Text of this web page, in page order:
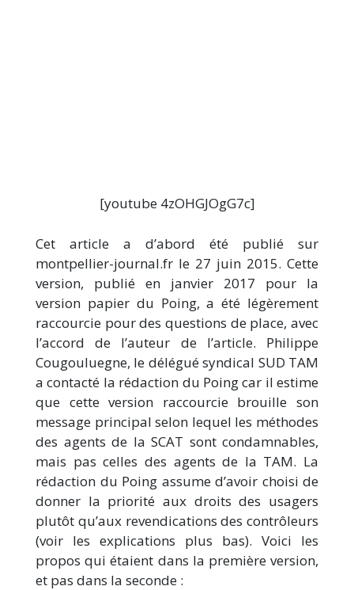
[youtube 4zOHGJOgG7c]
Cet article a d’abord été publié sur
montpellier-journal.fr le 27 juin 2015. Cette
version, publié en janvier 2017 pour la
version papier du Poing, a été légèrement
raccourcie pour des questions de place, avec
l’accord de l’auteur de l’article. Philippe
Cougouluegne, le délégué syndical SUD TAM
a contacté la rédaction du Poing car il estime
que cette version raccourcie brouille son
message principal selon lequel les méthodes
des agents de la SCAT sont condamnables,
mais pas celles des agents de la TAM. La
rédaction du Poing assume d’avoir choisi de
donner la priorité aux droits des usagers
plutôt qu’aux revendications des contrôleurs
(voir les explications plus bas). Voici les
propos qui étaient dans la première version,
et pas dans la seconde :